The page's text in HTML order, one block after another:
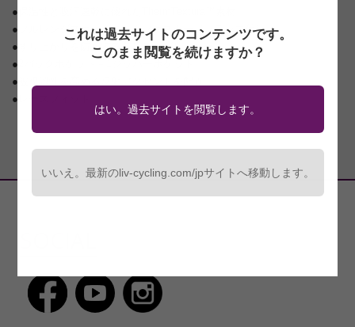
●保温性と吸汗速乾に優れたThermTextura™素材
●フルレングスオートロックファスナー（フラップ付）
●ずり上がりを防止するシリコングリッパー
●2バックポケット＋1ジッパーポケット
●被視認性を高める反射アクセントを配置
●レースフィット
これは過去サイトのコンテンツです。
このまま閲覧を続けますか？
はい。過去サイトを閲覧します。
いいえ。最新のliv-cycling.com/jpサイトへ移動します。